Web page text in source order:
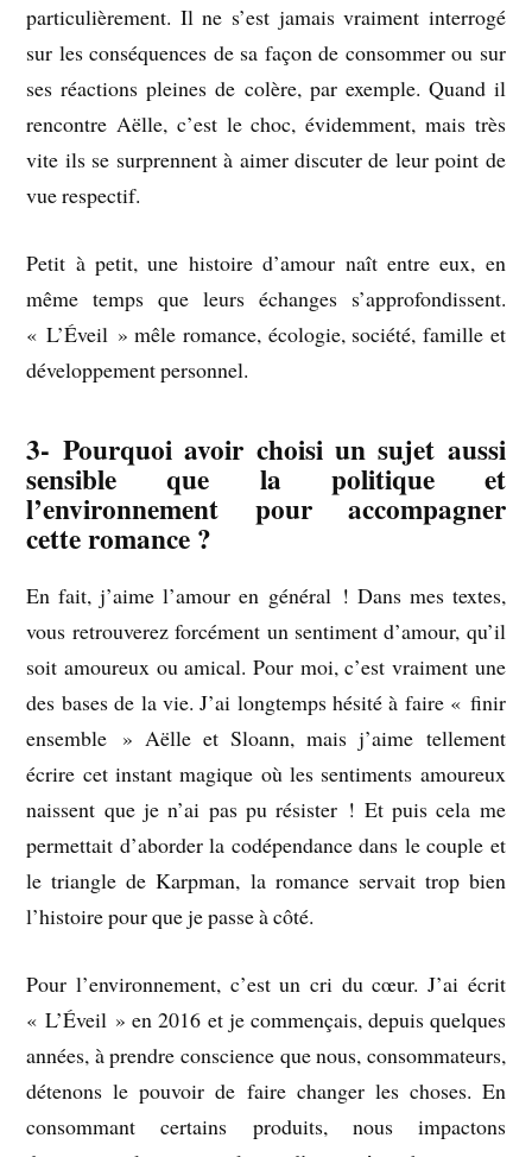
particulièrement. Il ne s’est jamais vraiment interrogé
sur les conséquences de sa façon de consommer ou sur
ses réactions pleines de colère, par exemple. Quand il
rencontre Aëlle, c’est le choc, évidemment, mais très
vite ils se surprennent à aimer discuter de leur point de
vue respectif.
Petit à petit, une histoire d’amour naît entre eux, en
même temps que leurs échanges s’approfondissent.
« L’Éveil » mêle romance, écologie, société, famille et
développement personnel.
3- Pourquoi avoir choisi un sujet aussi
sensible que la politique et
l’environnement pour accompagner
cette romance ?
En fait, j’aime l’amour en général ! Dans mes textes,
vous retrouverez forcément un sentiment d’amour, qu’il
soit amoureux ou amical. Pour moi, c’est vraiment une
des bases de la vie. J’ai longtemps hésité à faire « finir
ensemble » Aëlle et Sloann, mais j’aime tellement
écrire cet instant magique où les sentiments amoureux
naissent que je n’ai pas pu résister ! Et puis cela me
permettait d’aborder la codépendance dans le couple et
le triangle de Karpman, la romance servait trop bien
l’histoire pour que je passe à côté.
Pour l’environnement, c’est un cri du cœur. J’ai écrit
« L’Éveil » en 2016 et je commençais, depuis quelques
années, à prendre conscience que nous, consommateurs,
détenons le pouvoir de faire changer les choses. En
consommant certains produits, nous impactons